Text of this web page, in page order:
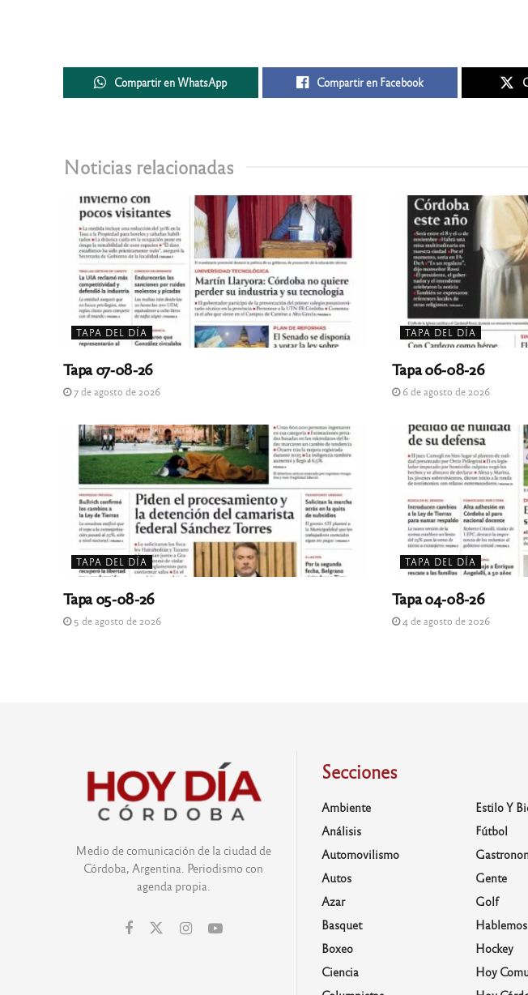
Compartir en WhatsApp Compartir en Facebook
Noticias relacionadas
TAPA DEL DÍA
Tapa 07-08-26
7 de agosto de 2026
TAPA DEL DÍA
Tapa 06-08-26
6 de agosto de 2026
TAPA DEL DÍA
Tapa 05-08-26
5 de agosto de 2026
TAPA DEL DÍA
Tapa 04-08-26
4 de agosto de 2026
Medio de comunicación de la ciudad de
Córdoba, Argentina. Periodismo con
agenda propia.
Secciones
Ambiente
Análisis
Automovilismo
Autos
Azar
Basquet
Boxeo
Ciencia
Estilo Y
Fútbol
Gente
Golf
Hockey
Hoy